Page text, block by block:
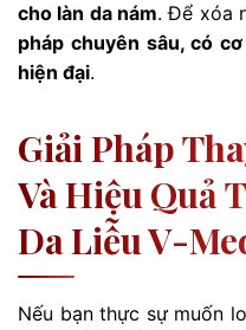
cho làn da nám. Để xóa
pháp chuyên sâu, có
hiện đại.
Giải Pháp
Và Hiệu Quả
Da Liễu V-
Nếu bạn thực sự muốn